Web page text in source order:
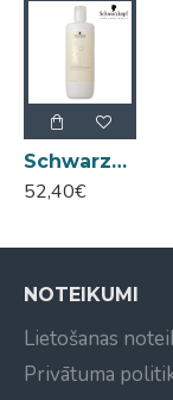
Schwarzkopf Pro BlondMe Bond Repair saites atjaunojošs barojošs kondicionieris 1000ml
52,40€
NOTEIKUMI
Lietošanas
Privātuma